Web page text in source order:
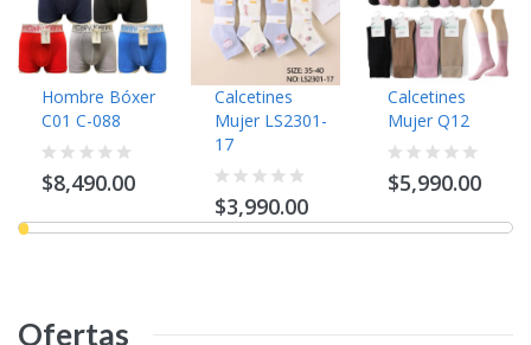
Hombre Bóxer
C01 C-088
$8,490.00
Calcetines
Mujer LS2301-
17
$3,990.00
Calcetines
Mujer Q12
$5,990.00
Ofertas